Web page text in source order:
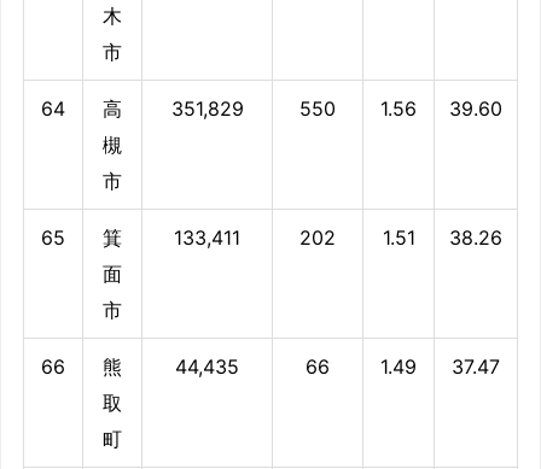
木
市
64
高
槻
市
351,829 550 1.56 39.60
65
箕
面
市
133,411 202 1.51 38.26
66
熊
取
町
44,435 66 1.49 37.47